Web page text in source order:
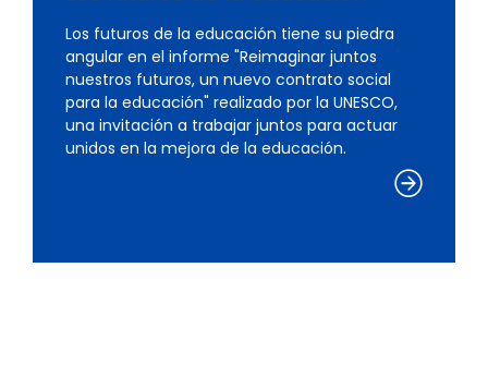
Los futuros de la educación tiene su piedra
angular en el informe "Reimaginar juntos
nuestros futuros, un nuevo contrato social
para la educación" realizado por la UNESCO,
una invitación a trabajar juntos para actuar
unidos en la mejora de la educación.
Encuentra ideas inspiradoras en la revista de
innovación educativa del Observatorio de la
Escuela (OES)